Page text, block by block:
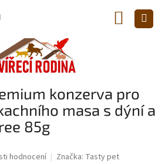
KOŠÍK
konzerva pro
masa s dýní a
85g
hodnocení Značka: Tasty pet